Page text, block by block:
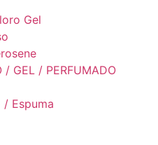
Gel
/ GEL / PERFUMADO
/ Espuma